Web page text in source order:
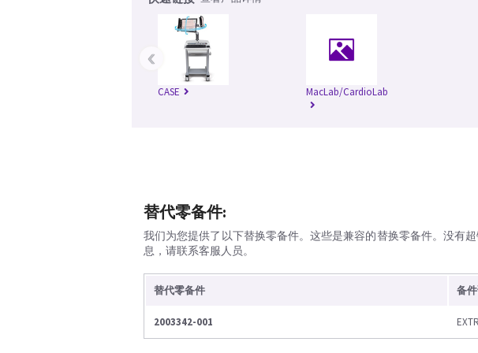
CASE MacLab/CardioLab
‹
替代零备件:
我们为您提供了以下替换零备件。这些是兼容的替换零备件。没有
息，请联系客服人员。
替代零备件 备
2003342-001